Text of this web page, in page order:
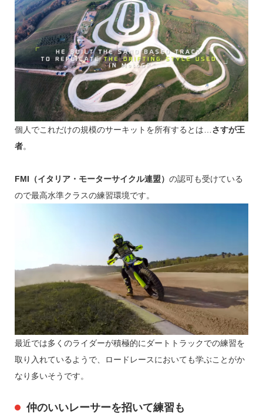
個人でこれだけの規模のサーキットを所有するとは… さすが王
者。
FMI（イタリア・モーターサイクル連盟） の認可も受けている
ので最高水準クラスの練習環境です。
最近では多くのライダーが積極的にダートトラックでの練習を
取り入れているようで、ロードレースにおいても学ぶことがか
なり多いそうです。
仲のいいレーサーを招いて練習も